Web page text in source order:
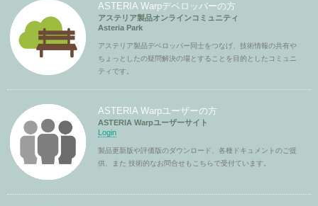
ASTERIA Warpデベロッパーの方
アステリア製品オンラインコミュニティ
Asteria Park
アステリア製品デベロッパー同士をつなげ、技術情報の共有や
ちょっとしたの疑問解決の場とすることを目的としたコミュニ
ティです。
ASTERIA Warpユーザーの方
ASTERIA Warpユーザーサイト
Login
製品更新版や評価版のダウンロード、各種ドキュメントのご提
供、また 技術的なお問合せもこちらで受付ています。